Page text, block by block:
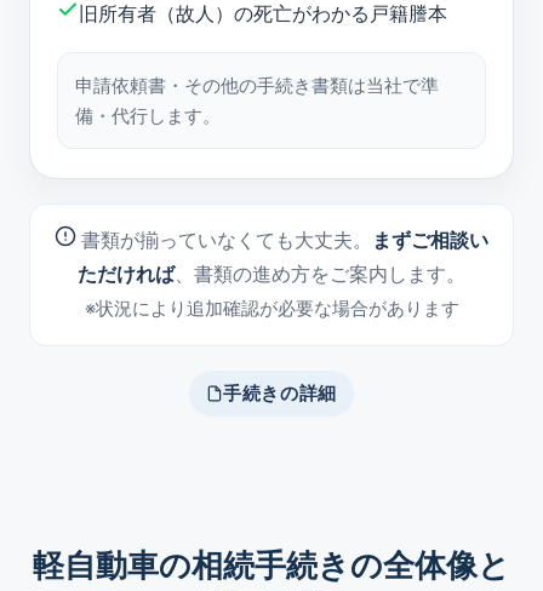
旧所有者（故人）の死亡がわかる戸籍謄本
申請依頼書・その他の手続き書類は当社で準
備・代行します。
書類が揃っていなくても大丈夫。
まずご相談い
ただければ、書類の進め方をご案内します。
※状況により追加確認が必要な場合があります
手続きの詳細
軽自動車の相続手続きの全体像と